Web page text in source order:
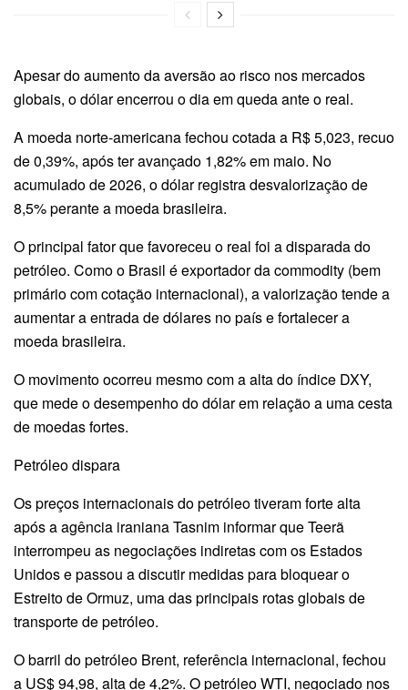
Apesar do aumento da aversão ao risco nos mercados
globais, o dólar encerrou o dia em queda ante o real.
A moeda norte-americana fechou cotada a R$ 5,023, recuo
de 0,39%, após ter avançado 1,82% em maio. No
acumulado de 2026, o dólar registra desvalorização de
8,5% perante a moeda brasileira.
O principal fator que favoreceu o real foi a disparada do
petróleo. Como o Brasil é exportador da commodity (bem
primário com cotação internacional), a valorização tende a
aumentar a entrada de dólares no país e fortalecer a
moeda brasileira.
O movimento ocorreu mesmo com a alta do índice DXY,
que mede o desempenho do dólar em relação a uma cesta
de moedas fortes.
Petróleo dispara
Os preços internacionais do petróleo tiveram forte alta
após a agência iraniana Tasnim informar que Teerã
interrompeu as negociações indiretas com os Estados
Unidos e passou a discutir medidas para bloquear o
Estreito de Ormuz, uma das principais rotas globais de
transporte de petróleo.
O barril do petróleo Brent, referência internacional, fechou
a US$ 94,98, alta de 4,2%. O petróleo WTI, negociado nos